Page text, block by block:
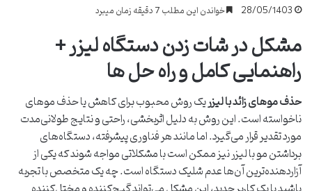
28/05/1403 خواندن این مطلب 7 دقیقه زمان میبرد
مشکل در شات زدن دستگاه لیزر +
راهنمایی کامل و راه حل ها
حذف موهای زائد با لیزریک روش محبوب برای کاهش یا حذف موهای
ناخواسته است. این روش به دلیل اثربخشی، راحتی و نتایج طولانی‌مدت
مورد تقدیر قرار می‌گیرد. اما مانند هر فناوری پیشرفته، دستگاه‌های
برداشتن مو با لیزر نیز ممکن است با مشکلاتی مواجه شوند که یکی از
آزاردهنده‌ترین آن‌ها عدم شلیک دستگاه است. چه یک متخصص با تجربه